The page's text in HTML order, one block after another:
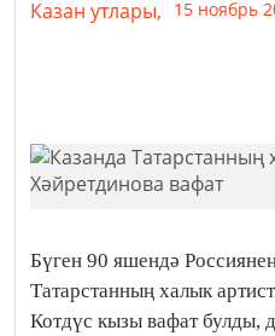
Казан утлары, 15 ноябрь
Бүген 90 яшендә
Татарстанның халык
Котдүс кызы вафат булды,